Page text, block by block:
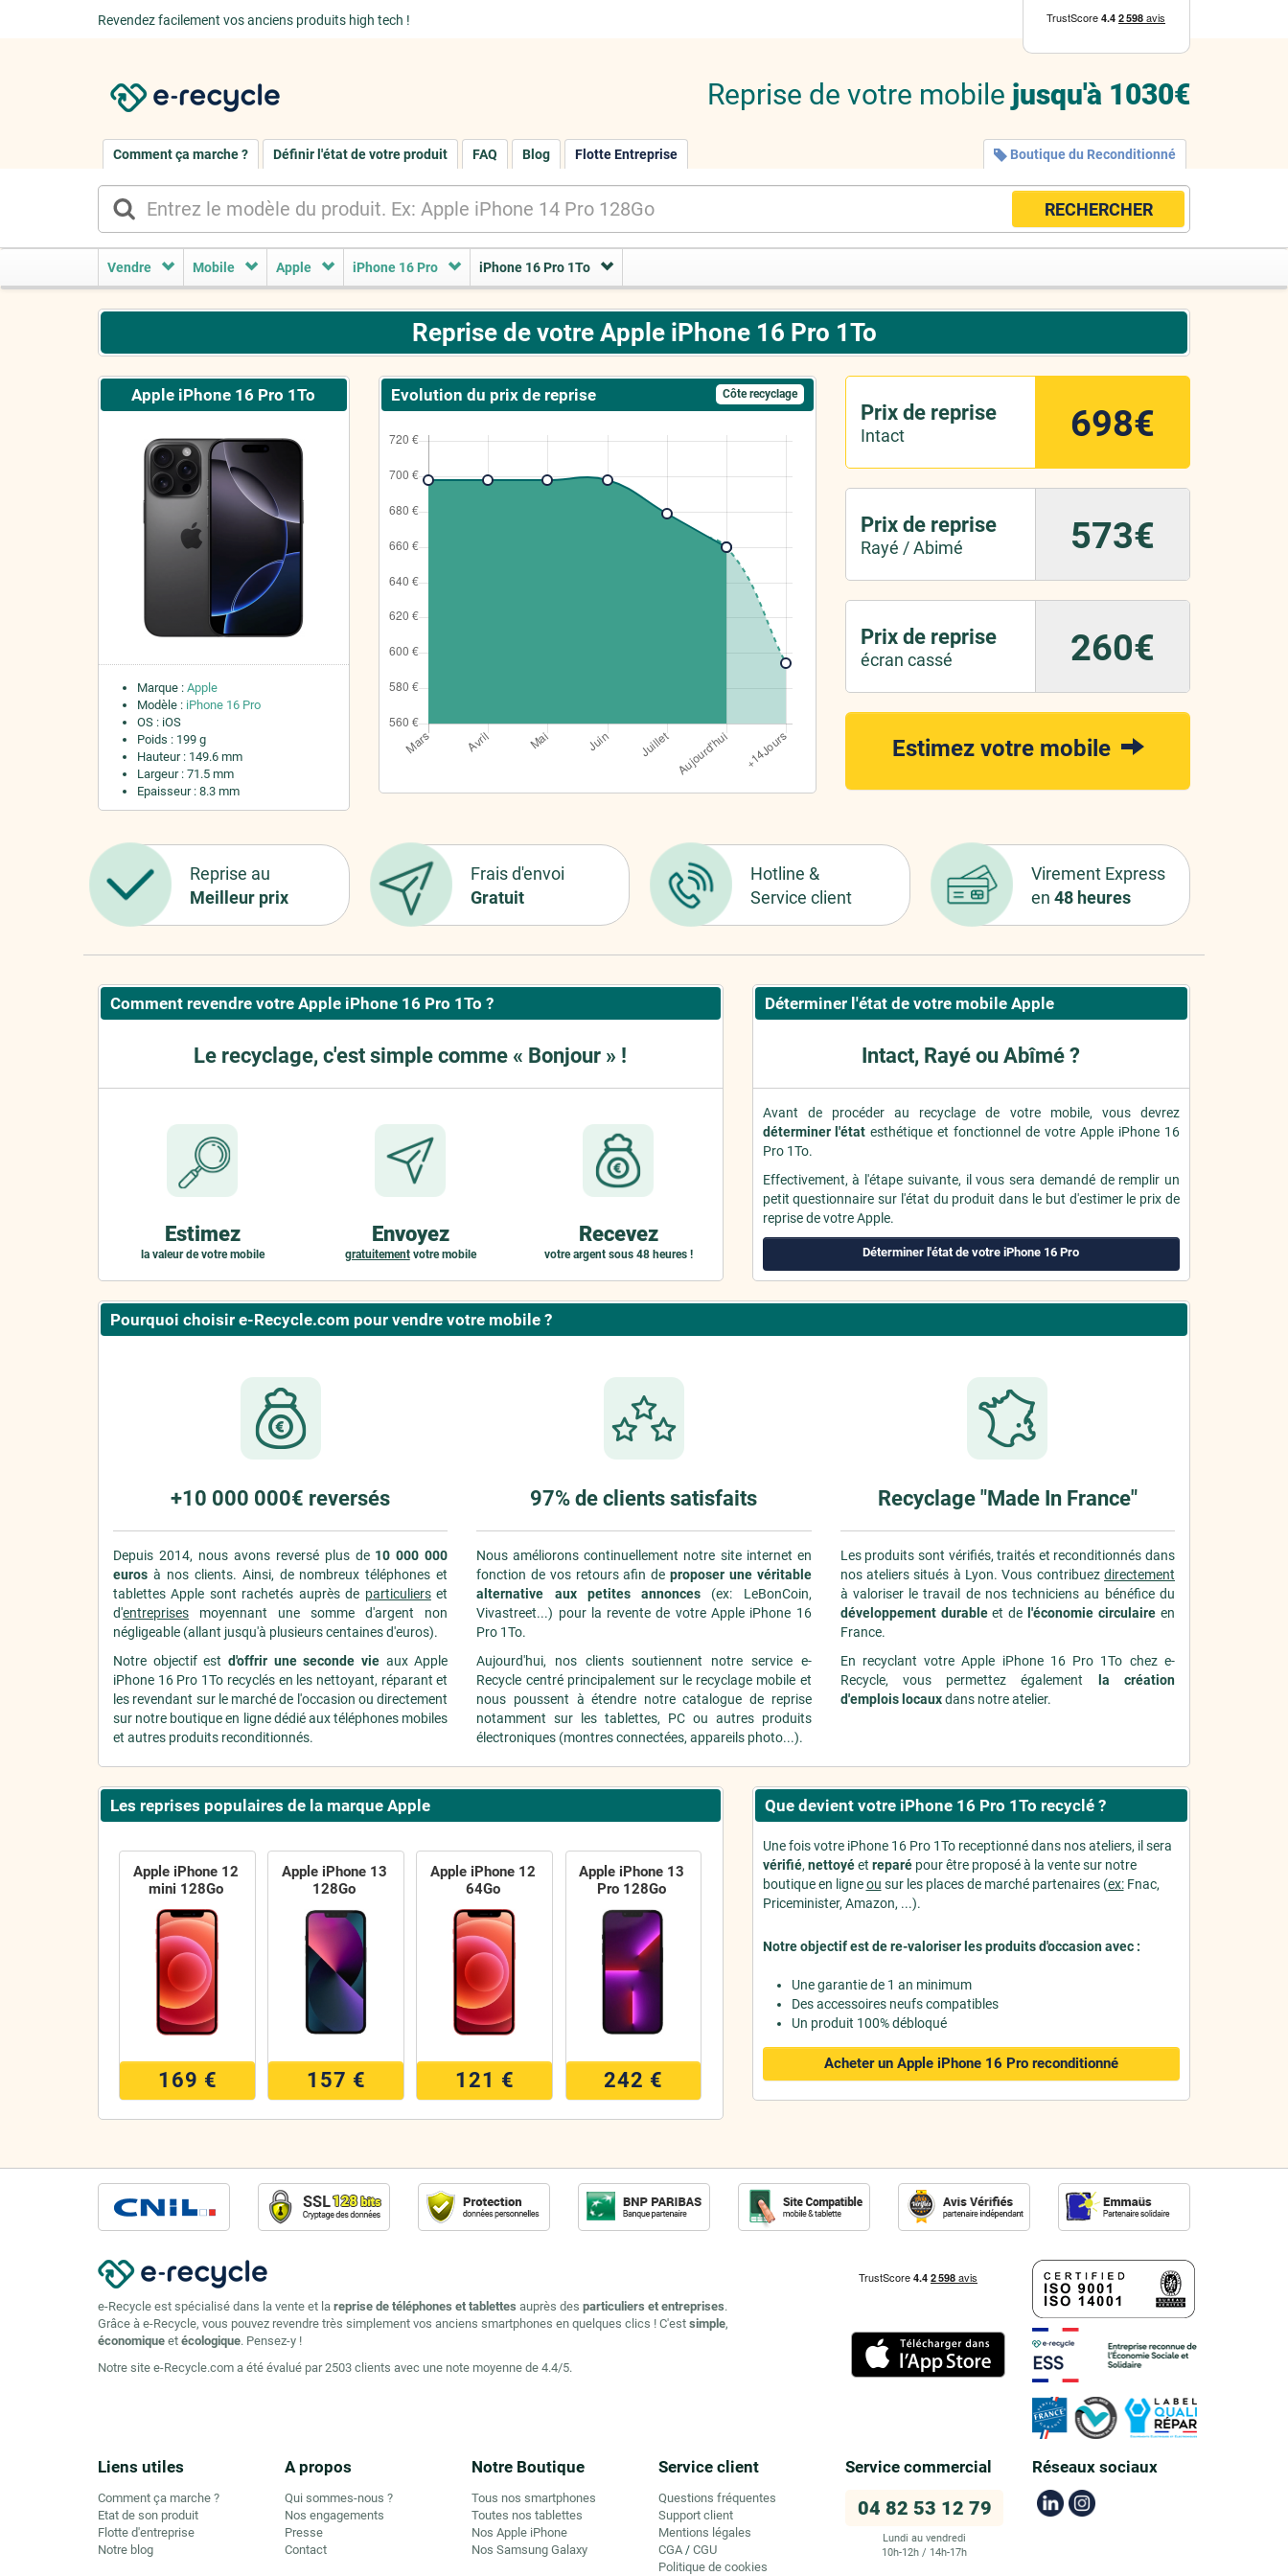
Revendez facilement vos anciens produits high tech !
Reprise de votre mobile jusqu'à 1030€
Comment ça marche ? Définir l'état de votre produit FAQ Blog Flotte Entreprise Boutique du Reconditionné
RECHERCHER
Vendre Mobile Apple iPhone 16 Pro iPhone 16 Pro 1To
Reprise de votre Apple iPhone 16 Pro 1To
Apple iPhone 16 Pro 1To
Marque : Apple
Modèle : iPhone 16 Pro
OS : iOS
Poids : 199 g
Hauteur : 149.6 mm
Largeur : 71.5 mm
Epaisseur : 8.3 mm
Evolution du prix de reprise Côte recyclage
Prix de reprise
Intact 698€
Prix de reprise
Rayé / Abimé 573€
Prix de reprise
écran cassé 260€
Estimez votre mobile
Reprise au
Meilleur prix
Frais d'envoi
Gratuit
Hotline &
Service client
Virement Express
en 48 heures
Comment revendre votre Apple iPhone 16 Pro 1To ?
Le recyclage, c'est simple comme « Bonjour » !
Estimez
la valeur de votre mobile
Envoyez
gratuitementvotre mobile
Recevez
votre argent sous 48 heures !
Déterminer l'état de votre mobile Apple
Intact, Rayé ou Abîmé ?
Avant de procéder au recyclage de votre mobile, vous devrez
déterminer l'état esthétique et fonctionnel de votre Apple iPhone 16
Pro 1To.
Effectivement, à l'étape suivante, il vous sera demandé de remplir un
petit questionnaire sur l'état du produit dans le but d'estimer le prix de
reprise de votre Apple.
Déterminer l'état de votre iPhone 16 Pro
Pourquoi choisir e-Recycle.com pour vendre votre mobile ?
+10 000 000€ reversés
Depuis 2014, nous avons reversé plus de 10 000 000
euros à nos clients. Ainsi, de nombreux téléphones et
tablettes Apple sont rachetés auprès de particulierset
d'entreprises moyennant une somme d'argent non
négligeable (allant jusqu'à plusieurs centaines d'euros).
Notre objectif est d'offrir une seconde vie aux Apple
iPhone 16 Pro 1To recyclés en les nettoyant, réparant et
les revendant sur le marché de l'occasion ou directement
sur notre boutique en ligne dédié aux téléphones mobiles
et autres produits reconditionnés.
97% de clients satisfaits
Nous améliorons continuellement notre site internet en
fonction de vos retours afin deproposer une véritable
alternative aux petites annonces (ex: LeBonCoin,
Vivastreet...) pour la revente de votre Apple iPhone 16
Pro 1To.
Aujourd'hui, nos clients soutiennent notre service e-
Recycle centré principalement sur le recyclage mobile et
nous poussent à étendre notre catalogue de reprise
notamment sur les tablettes, PC ou autres produits
électroniques (montres connectées, appareils photo...).
Recyclage "Made In France"
Les produits sont vérifiés, traités et reconditionnés dans
nos ateliers situés à Lyon. Vous contribuez directement
à valoriser le travail de nos techniciens au bénéfice du
développement durableet de l'économie circulaire en
France.
En recyclant votre Apple iPhone 16 Pro 1To chez e-
Recycle, vous permettez également
la création
d'emplois locauxdans notre atelier.
Les reprises populaires de la marque Apple
Apple iPhone 12
mini 128Go
169 €
Apple iPhone 13
128Go
157 €
Apple iPhone 12
64Go
121 €
Apple iPhone 13
Pro 128Go
242 €
Que devient votre iPhone 16 Pro 1To recyclé ?
Une fois votre iPhone 16 Pro 1To receptionné dans nos ateliers, il sera
vérifié, nettoyéet reparépour être proposé à la vente sur notre
boutique en ligneou sur les places de marché partenaires (ex:Fnac,
Priceminister, Amazon, ...).
Notre objectif est de re-valoriser les produits d'occasion avec :
Une garantie de 1 an minimum
Des accessoires neufs compatibles
Un produit 100% débloqué
Acheter un Apple iPhone 16 Pro reconditionné
e-Recycle est spécialisé dans la vente et la reprise de téléphones et tablettes auprès des particuliers et entreprises.
Grâce à e-Recycle, vous pouvez revendre très simplement vos anciens smartphones en quelques clics ! C'est simple,
économique et écologique. Pensez-y !
Notre site e-Recycle.com a été évalué par 2503 clients avec une note moyenne de 4.4/5.
Liens utiles
Comment ça marche ?
Etat de son produit
Flotte d'entreprise
Notre blog
A propos
Qui sommes-nous ?
Nos engagements
Presse
Contact
Notre Boutique
Tous nos smartphones
Toutes nos tablettes
Nos Apple iPhone
Nos Samsung Galaxy
Service client
Questions fréquentes
Support client
Mentions légales
CGA / CGU
Politique de cookies
Service commercial
04 82 53 12 79
Lundi au vendredi
10h-12h / 14h-17h
Réseaux sociaux